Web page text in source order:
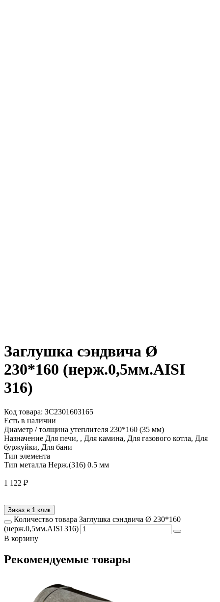
Заглушка сэндвича Ø
230*160 (нерж.0,5мм.AISI
316)
Код товара: ЗС2301603165
Есть в наличии
Диаметр / толщина утеплителя 230*160 (35 мм)
Назначение Для печи, , Для камина, Для газового котла, Для
буржуйки, Для бани
Тип элемента
Тип металла Нерж.(316) 0.5 мм
1 122 ₽
Заказ в 1 клик
Количество товара Заглушка сэндвича Ø 230*160
(нерж.0,5мм.AISI 316)
В корзину
Рекомендуемые товары